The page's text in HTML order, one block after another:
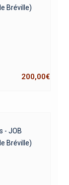
Bréville)
200,00€
- JOB
Bréville)